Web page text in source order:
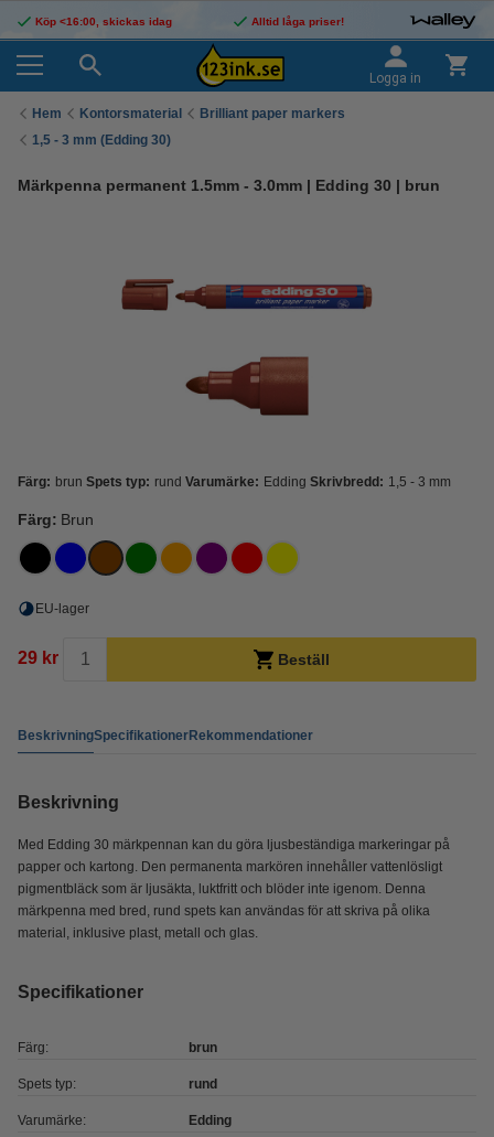
Köp <16:00, skickas idag Alltid låga priser!
Logga in
Hem Kontorsmaterial
Brilliant paper markers
1,5 - 3 mm (Edding 30)
Märkpenna permanent 1.5mm - 3.0mm | Edding 30 | brun
Färg: brun Spets typ: rund Varumärke: Edding Skrivbredd: 1,5 - 3 mm
Färg: Brun
EU-lager
29 kr Beställ
BeskrivningSpecifikationerRekommendationer
Beskrivning
Med Edding 30 märkpennan kan du göra ljusbeständiga markeringar på
papper och kartong. Den permanenta markören innehåller vattenlösligt
pigmentbläck som är ljusäkta, luktfritt och blöder inte igenom. Denna
märkpenna med bred, rund spets kan användas för att skriva på olika
material, inklusive plast, metall och glas.
Specifikationer
Färg: brun
Spets typ: rund
Varumärke: Edding